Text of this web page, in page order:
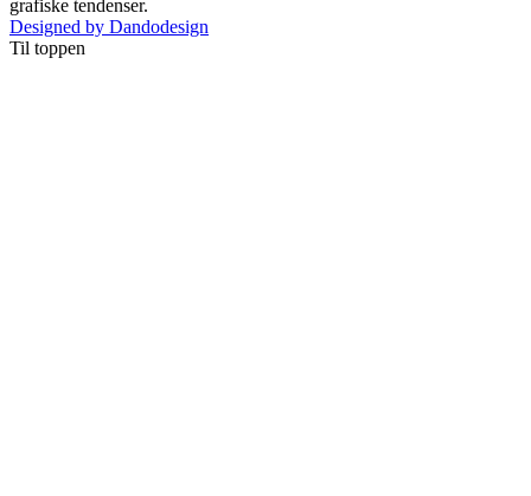
grafiske tendenser.
Designed by Dandodesign
Til toppen